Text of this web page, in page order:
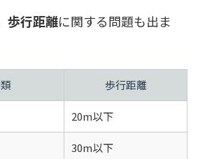
歩行距離に関する問題も出ま
歩行距離
20m以下
30m以下